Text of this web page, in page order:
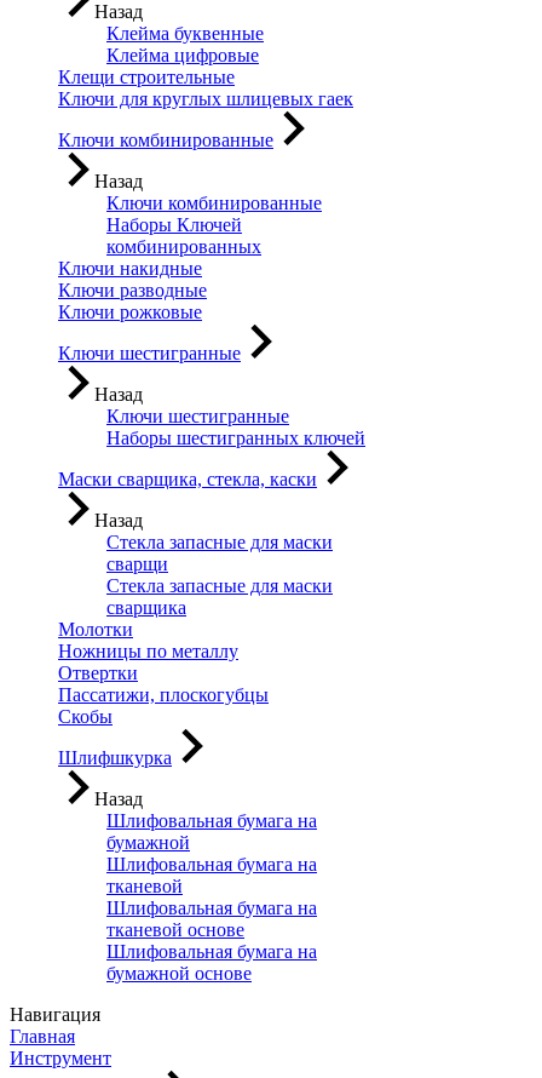
Назад
Клейма буквенные
Клейма цифровые
Клещи строительные
Ключи для круглых шлицевых гаек
Ключи комбинированные
Назад
Ключи комбинированные
Наборы Ключей
комбинированных
Ключи накидные
Ключи разводные
Ключи рожковые
Ключи шестигранные
Назад
Ключи шестигранные
Наборы шестигранных ключей
Маски сварщика, стекла, каски
Назад
Стекла запасные для маски
сварщи
Стекла запасные для маски
сварщика
Молотки
Ножницы по металлу
Отвертки
Пассатижи, плоскогубцы
Скобы
Шлифшкурка
Назад
Шлифовальная бумага на
бумажной
Шлифовальная бумага на
тканевой
Шлифовальная бумага на
тканевой основе
Шлифовальная бумага на
бумажной основе
Навигация
Главная
Инструмент